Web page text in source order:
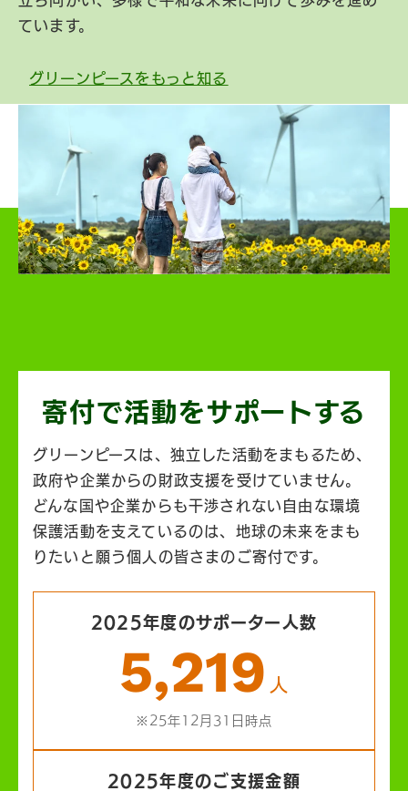
ています。
グリーンピースをもっと知る
寄付で活動をサポートする
グリーンピースは、独立した活動をまもるため、
政府や企業からの財政支援を受けていません。
どんな国や企業からも干渉されない自由な環境
保護活動を支えているのは、地球の未来をまも
りたいと願う個人の皆さまのご寄付です。
2025年度のサポーター人数
5,219 人
※25年12月31日時点
2025年度のご支援金額